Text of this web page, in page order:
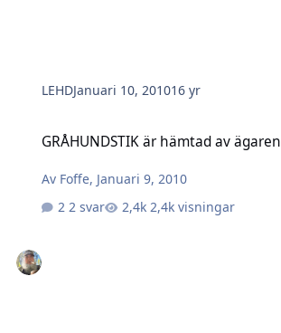
LEHDJanuari 10, 201016 yr
GRÅHUNDSTIK är hämtad av ägaren
Av Foffe, Januari 9, 2010
2 svar
2,4k visningar